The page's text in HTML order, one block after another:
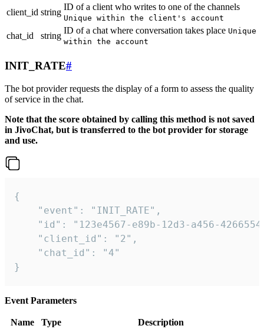
client_id string
ID of a client who writes to one of the channels
Unique within the client's account
chat_id string
ID of a chat where conversation takes place Unique
within the account
INIT_RATE#
The bot provider requests the display of a form to assess the quality
of service in the chat.
Note that the score obtained by calling this method is not saved
in JivoChat, but is transferred to the bot provider for storage
and use.
{
    "event": "INIT_RATE",
"id": "123e4567-e89b-12d3-a456-
    "client_id": "2",
    "chat_id": "4"
}
Event Parameters
Name Type
Description